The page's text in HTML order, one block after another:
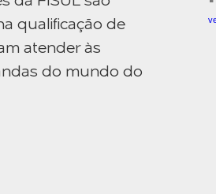
qualificação de
atender às
do mundo do